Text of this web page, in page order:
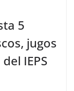
5
jugos
IEPS